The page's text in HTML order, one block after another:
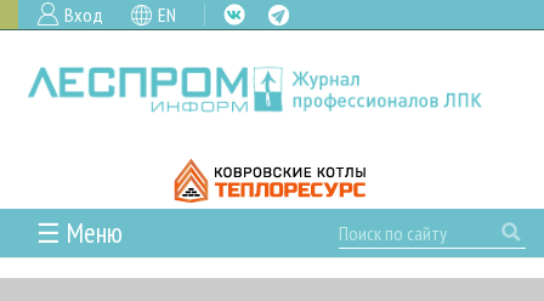
Вход EN
☰ Меню
ГЛАВНАЯ